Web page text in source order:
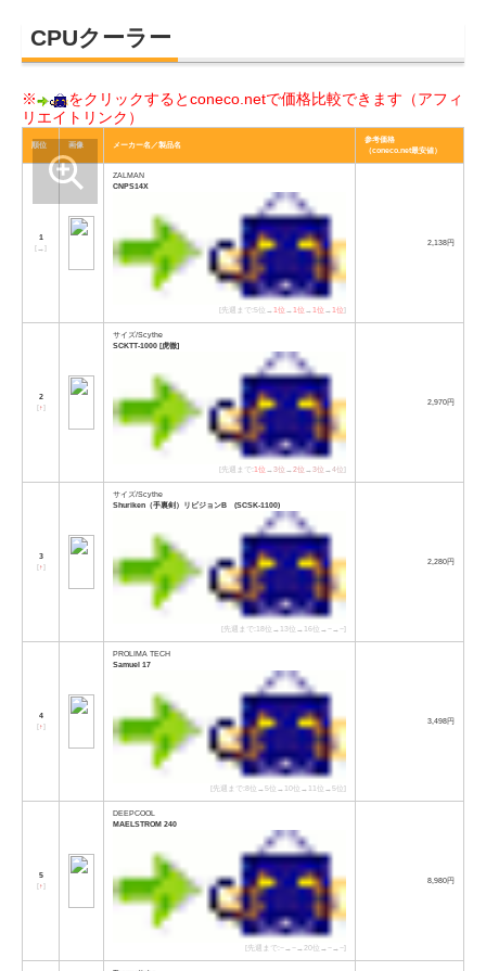
CPUクーラー
※
をクリックするとconeco.netで価格比較できます（アフィ
リエイトリンク）
順位 画像 メーカー名／製品名
参考価格
（coneco.net最安値）
1
[
]
ZALMAN
CNPS14X
[先週まで:5位→1位 →1位 →1位 →1位]
2,138円
2
[↑]
サイズ/Scythe
SCKTT-1000 [虎徹]
[先週まで:1位 →3位 →2位 →3位 →4位]
2,970円
3
[↑]
サイズ/Scythe
Shuriken（手裏剣）リビジョンB (SCSK-1100)
[先週まで:18位→13位→16位→−→−]
2,280円
4
[↑]
PROLIMA TECH
Samuel 17
[先週まで:8位→5位→10位→11位→5位]
3,498円
5
[↑]
DEEPCOOL
MAELSTROM 240
[先週まで:−→−→20位→−→−]
8,980円